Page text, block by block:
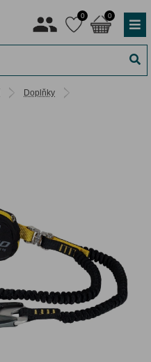
0 0
Doplňky